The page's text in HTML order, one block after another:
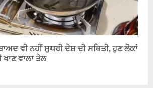
ਵੀ ਨਹੀਂ ਸੁਧਰੀ ਦੇਸ਼ ਦੀ ਸਥਿਤੀ, ਹੁਣ ਲੋਕਾਂ
ਵਾਲਾ ਤੇਲ